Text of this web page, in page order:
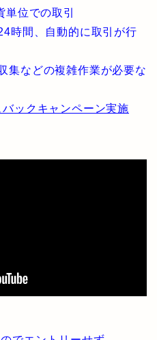
位での取引
時間、自動的に取引が行
集などの複雑作業が必要な
ックキャンペーン実施